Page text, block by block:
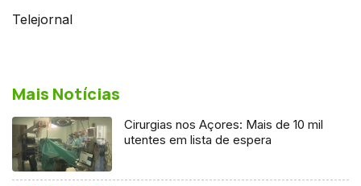
Telejornal
Mais Notícias
Cirurgias nos Açores: Mais de 10 mil
utentes em lista de espera